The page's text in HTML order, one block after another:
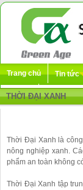
Trang chủ Tin tức
Liên hệ
THỜI ĐẠI XANH
Thời Đại Xanh là
nông nghiệp xanh.
phẩm an toàn không
Thời Đại Xanh tập